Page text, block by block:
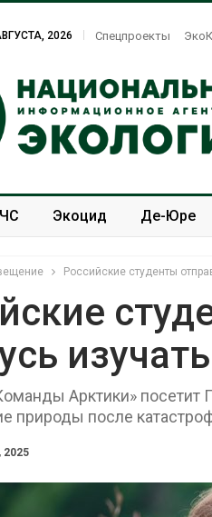
2026 Спецпроекты
Экоцид Де-Юре
Российские студенты
Арктики» посетит
природы после
2025